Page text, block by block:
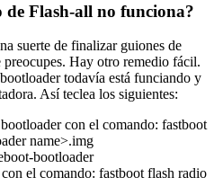
de Flash-all no funciona?
suerte de finalizar guiones de
Hay otro remedio fácil.
todavía está funciando y
Así teclea los siguientes:
con el comando: fastboot
name>.img
bootloader
el comando: fastboot flash radio